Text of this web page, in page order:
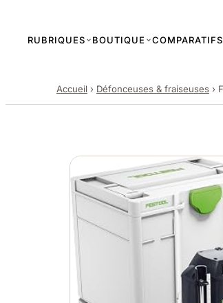
RUBRIQUES BOUTIQUE COMPARATIFS
Accueil › Défonceuses & fraiseuses ›